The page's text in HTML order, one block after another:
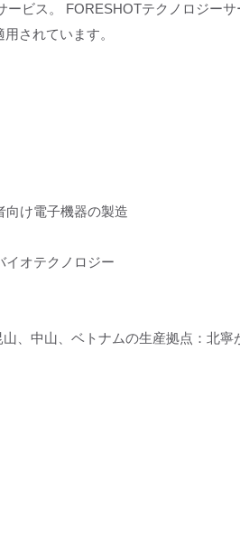
ビス。 FORESHOTテクノロジー
されています。
向け電子機器の製造
イオテクノロジー
、中山、ベトナムの生産拠点：北寧